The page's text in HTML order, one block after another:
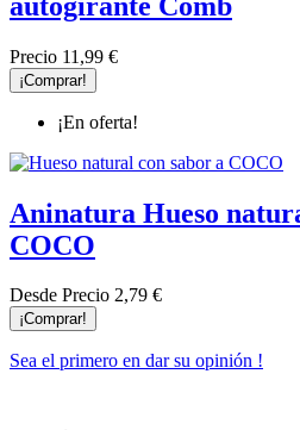
Precio 11,99 €
¡Comprar!
¡En oferta!
Aninatura Hueso
COCO
Desde Precio 2,79 €
¡Comprar!
Sea el primero en dar su opinión !